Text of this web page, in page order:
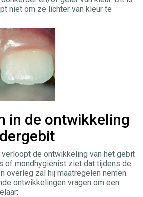
niet om ze lichter van kleur te
in de ontwikkeling
de ontwikkeling van het gebit
of mondhygiënist ziet dat tijdens de
overleg zal hij maatregelen nemen.
ontwikkelingen vragen om een